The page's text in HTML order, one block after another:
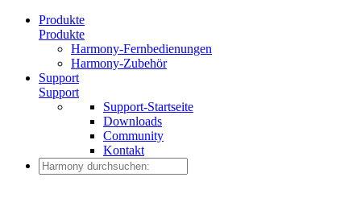
Produkte
Produkte
Harmony-Fernbedienungen
Harmony-Zubehör
Support
Support
Support-Startseite
Downloads
Community
Kontakt